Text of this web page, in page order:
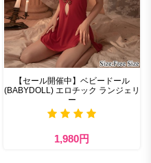
【セール開催中】ベビードール
(BABYDOLL) エロチック ランジェリ
ー
1,980円